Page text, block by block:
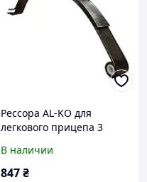
Рессора AL-KO для
легкового прицепа 3
В наличии
847₴